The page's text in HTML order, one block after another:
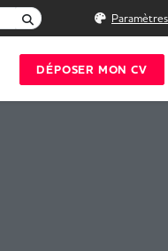
Rechercher
DÉPOSER MON CV